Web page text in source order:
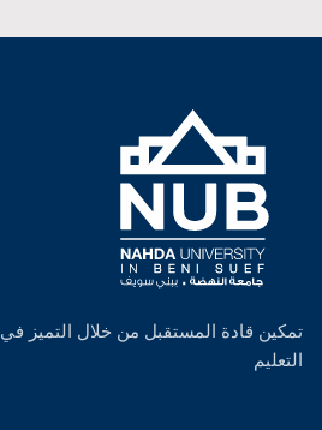
تمكين قادة المستقبل من خلال التميز في
التعليم